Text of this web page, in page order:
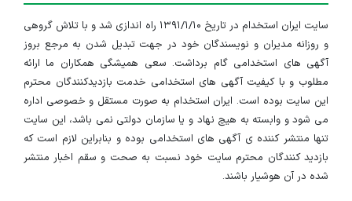
سایت ایران استخدام در تاریخ ۱۳۹۱/۱/۱۰ راه اندازی شد و با تلاش گروهی
و روزانه مدیران و نویسندگان خود در جهت تبدیل شدن به مرجع بروز
آگهی های استخدامی گام برداشت. سعی همیشگی همکاران ما ارائه
مطلوب و با کیفیت آگهی های استخدامی خدمت بازدیدکنندگان محترم
این سایت بوده است. ایران استخدام به صورت مستقل و خصوصی اداره
می شود و وابسته به هیچ نهاد و یا سازمان دولتی نمی باشد، این سایت
تنها منتشر کننده ی آگهی های استخدامی بوده و بنابراین لازم است که
بازدید کنندگان محترم سایت خود نسبت به صحت و سقم اخبار منتشر
شده در آن هوشیار باشند.